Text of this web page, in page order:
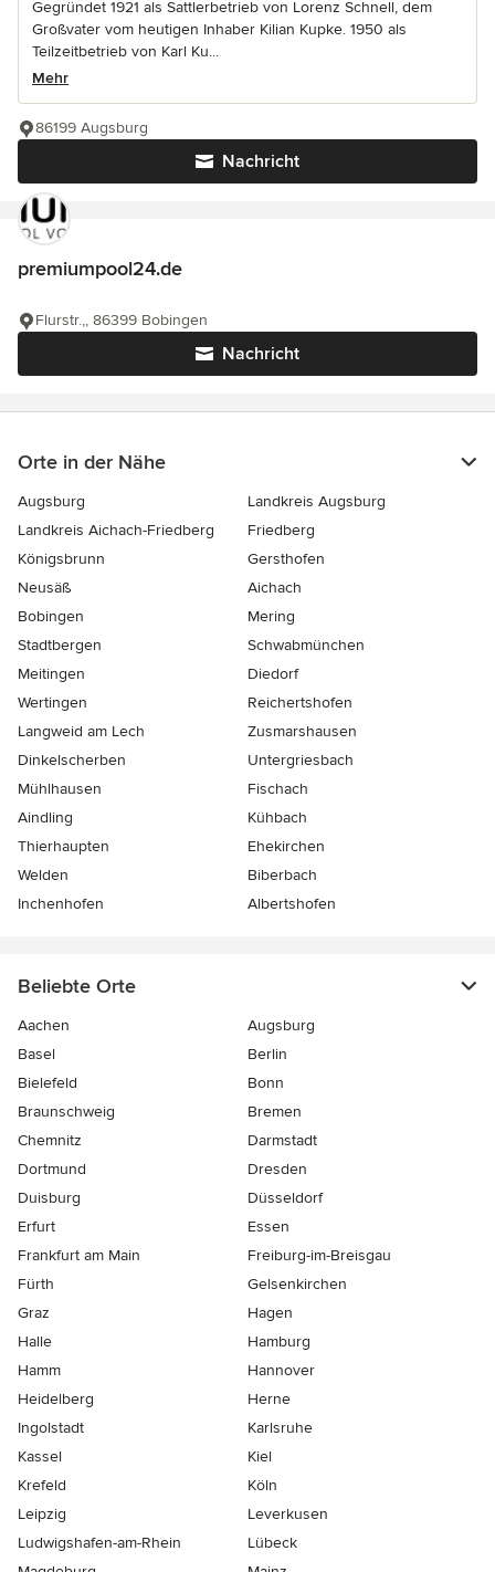
Gegründet 1921 als Sattlerbetrieb von Lorenz Schnell, dem
Großvater vom heutigen Inhaber Kilian Kupke. 1950 als
Teilzeitbetrieb von Karl Ku...
Mehr
Nachricht
86199 Augsburg
premiumpool24.de
Nachricht
Flurstr.,, 86399 Bobingen
Orte in der Nähe
Augsburg
Landkreis Augsburg
Landkreis Aichach-Friedberg
Friedberg
Königsbrunn
Gersthofen
Neusäß
Aichach
Bobingen
Mering
Stadtbergen
Schwabmünchen
Meitingen
Diedorf
Wertingen
Reichertshofen
Langweid am Lech
Zusmarshausen
Dinkelscherben
Untergriesbach
Mühlhausen
Fischach
Aindling
Kühbach
Thierhaupten
Ehekirchen
Welden
Biberbach
Inchenhofen
Albertshofen
Beliebte Orte
Aachen
Augsburg
Basel
Berlin
Bielefeld
Bonn
Braunschweig
Bremen
Chemnitz
Darmstadt
Dortmund
Dresden
Duisburg
Düsseldorf
Erfurt
Essen
Frankfurt am Main
Freiburg-im-Breisgau
Fürth
Gelsenkirchen
Graz
Hagen
Halle
Hamburg
Hamm
Hannover
Heidelberg
Herne
Ingolstadt
Karlsruhe
Kassel
Kiel
Krefeld
Köln
Leipzig
Leverkusen
Ludwigshafen-am-Rhein
Lübeck